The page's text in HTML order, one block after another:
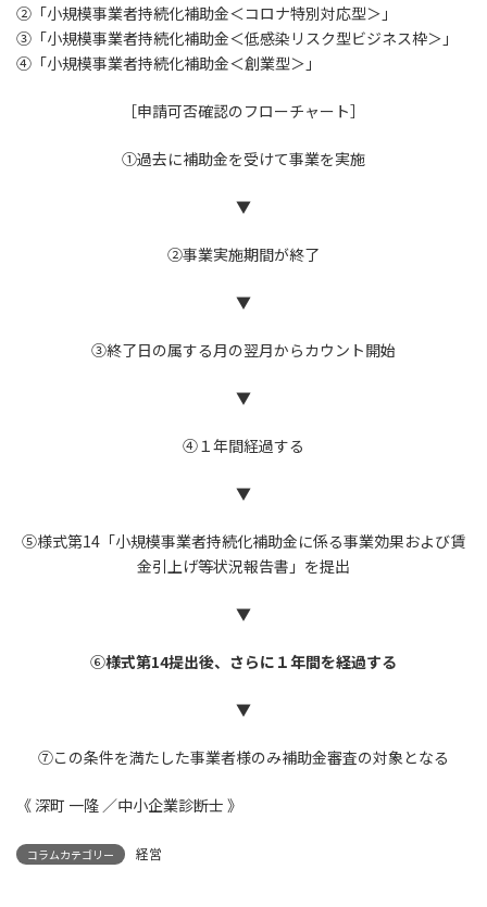
②「小規模事業者持続化補助金＜コロナ特別対応型＞」
③「小規模事業者持続化補助金＜低感染リスク型ビジネス枠＞」
④「小規模事業者持続化補助金＜創業型＞」
［申請可否確認のフローチャート］
①過去に補助金を受けて事業を実施
▼
②事業実施期間が終了
▼
③終了日の属する月の翌月からカウント開始
▼
④１年間経過する
▼
⑤様式第14「小規模事業者持続化補助金に係る事業効果および賃
金引上げ等状況報告書」を提出
▼
⑥様式第14提出後、さらに１年間を経過する
▼
⑦この条件を満たした事業者様のみ補助金審査の対象となる
《 深町 一隆 ／中小企業診断士 》
コラムカテゴリー 経営